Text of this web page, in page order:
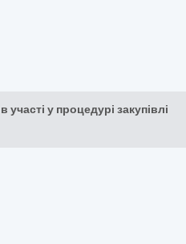
у процедурі закупівлі